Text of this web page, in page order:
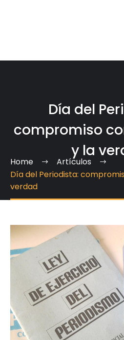
Día del
compromiso
y la
Home
Artículos
Día del Periodista:
verdad